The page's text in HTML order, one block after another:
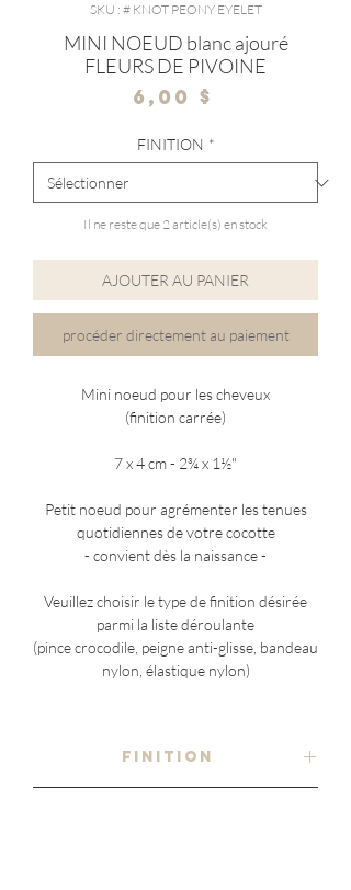
SKU : # KNOT PEONY EYELET
MINI NOEUD blanc ajouré
FLEURS DE PIVOINE
6,00 $
FINITION *
Il ne reste que 2 article(s) en stock
AJOUTER AU PANIER
procéder directement au paiement
Mini noeud pour les cheveux
(finition carrée)
7 x 4 cm - 2¾ x 1½"
Petit noeud pour agrémenter les tenues
quotidiennes de votre cocotte
- convient dès la naissance -
Veuillez choisir le type de finition désirée
parmi la liste déroulante
(pince crocodile, peigne anti-glisse, bandeau
nylon, élastique nylon)
FINITION